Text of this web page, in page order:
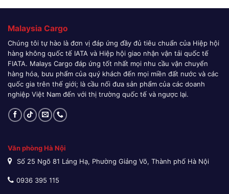
Malaysia Cargo
Chúng tôi tự hào là đơn vị đáp ứng đầy đủ tiêu chuẩn của Hiệp hội
hàng không quốc tế IATA và Hiệp hội giao nhận vận tải quốc tế
FIATA. Malays Cargo đáp ứng tốt nhất mọi nhu cầu vận chuyển
hàng hóa, bưu phẩm của quý khách đến mọi miền đất nước và các
quốc gia trên thế giới; là cầu nối đưa sản phẩm của các doanh
nghiệp Việt Nam đến với thị trường quốc tế và ngược lại.
Văn phòng Hà Nội
Số 25 Ngõ 81 Láng Hạ, Phường Giảng Võ, Thành phố Hà Nội
0936 395 115